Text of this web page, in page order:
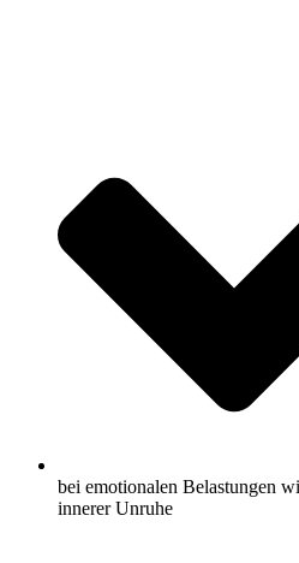
bei emotionalen Belastungen
innerer Unruhe